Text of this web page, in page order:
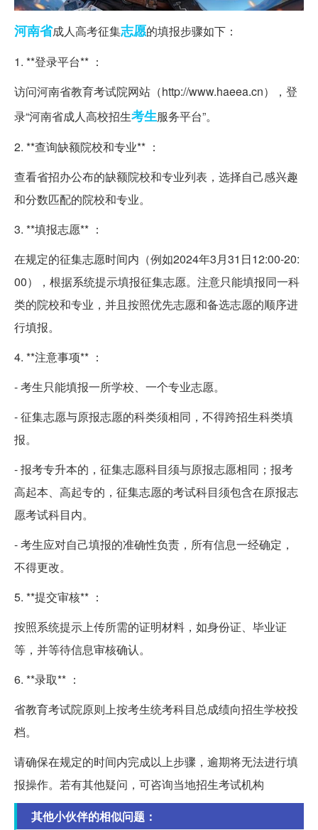
河南省成人高考征集志愿的填报步骤如下：
1. **登录平台** ：
访问河南省教育考试院网站（http://www.haeea.cn），登
录“河南省成人高校招生考生服务平台”。
2. **查询缺额院校和专业** ：
查看省招办公布的缺额院校和专业列表，选择自己感兴趣
和分数匹配的院校和专业。
3. **填报志愿** ：
在规定的征集志愿时间内（例如2024年3月31日12:00-20:
00），根据系统提示填报征集志愿。注意只能填报同一科
类的院校和专业，并且按照优先志愿和备选志愿的顺序进
行填报。
4. **注意事项** ：
- 考生只能填报一所学校、一个专业志愿。
- 征集志愿与原报志愿的科类须相同，不得跨招生科类填
报。
- 报考专升本的，征集志愿科目须与原报志愿相同；报考
高起本、高起专的，征集志愿的考试科目须包含在原报志
愿考试科目内。
- 考生应对自己填报的准确性负责，所有信息一经确定，
不得更改。
5. **提交审核** ：
按照系统提示上传所需的证明材料，如身份证、毕业证
等，并等待信息审核确认。
6. **录取** ：
省教育考试院原则上按考生统考科目总成绩向招生学校投
档。
请确保在规定的时间内完成以上步骤，逾期将无法进行填
报操作。若有其他疑问，可咨询当地招生考试机构
其他小伙伴的相似问题：